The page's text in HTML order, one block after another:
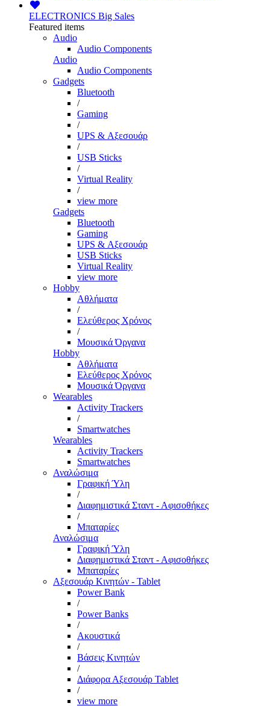
ELECTRONICS Big Sales
Featured items
Audio
Audio Components
Audio
Audio Components
Gadgets
Bluetooth
/
Gaming
/
UPS & Αξεσουάρ
/
USB Sticks
/
Virtual Reality
/
view more
Gadgets
Bluetooth
Gaming
UPS & Αξεσουάρ
USB Sticks
Virtual Reality
view more
Hobby
Αθλήματα
/
Ελεύθερος Χρόνος
/
Μουσικά Όργανα
Hobby
Αθλήματα
Ελεύθερος Χρόνος
Μουσικά Όργανα
Wearables
Activity Trackers
/
Smartwatches
Wearables
Activity Trackers
Smartwatches
Αναλώσιμα
Γραφική Ύλη
/
Διαφημιστικά Σταντ - Αφισοθήκες
/
Μπαταρίες
Αναλώσιμα
Γραφική Ύλη
Διαφημιστικά Σταντ - Αφισοθήκες
Μπαταρίες
Αξεσουάρ Κινητών - Tablet
Power Bank
/
Power Banks
/
Ακουστικά
/
Βάσεις Κινητών
/
Διάφορα Αξεσουάρ Tablet
/
view more